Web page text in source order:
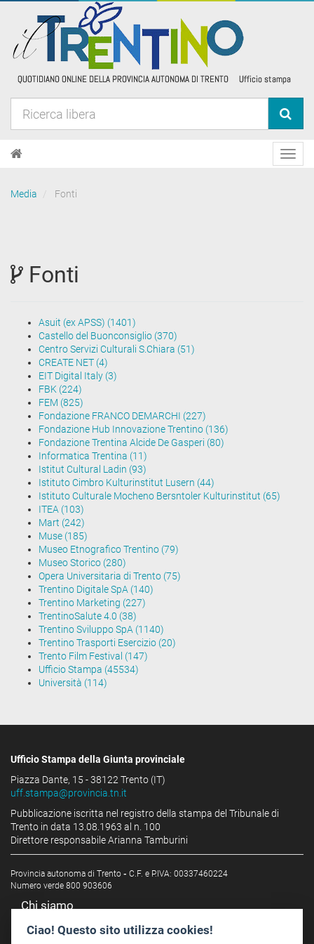
Media Fonti
Fonti
Asuit (ex APSS) (1401)
Castello del Buonconsiglio (370)
Centro Servizi Culturali S.Chiara (51)
CREATE NET (4)
EIT Digital Italy (3)
FBK (224)
FEM (825)
Fondazione FRANCO DEMARCHI (227)
Fondazione Hub Innovazione Trentino (136)
Fondazione Trentina Alcide De Gasperi (80)
Informatica Trentina (11)
Istitut Cultural Ladin (93)
Istituto Cimbro Kulturinstitut Lusern (44)
Istituto Culturale Mocheno Bersntoler Kulturinstitut (65)
ITEA (103)
Mart (242)
Muse (185)
Museo Etnografico Trentino (79)
Museo Storico (280)
Opera Universitaria di Trento (75)
Trentino Digitale SpA (140)
Trentino Marketing (227)
TrentinoSalute 4.0 (38)
Trentino Sviluppo SpA (1140)
Trentino Trasporti Esercizio (20)
Trento Film Festival (147)
Ufficio Stampa (45534)
Università (114)
Ufficio Stampa della Giunta provinciale
Piazza Dante, 15 - 38122 Trento (IT)
uff.stampa@provincia.tn.it
Pubblicazione iscritta nel registro della stampa del Tribunale di
Trento in data 13.08.1963 al n. 100
Direttore responsabile Arianna Tamburini
Provincia autonoma di Trento - C.F. e P.IVA: 00337460224
Numero verde 800 903606
Chi siamo
Redazione
Ciao! Questo sito utilizza cookies!